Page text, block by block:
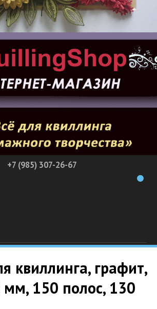
+7 (985) 307-26-67
квиллинга, графит,
150 полос, 130